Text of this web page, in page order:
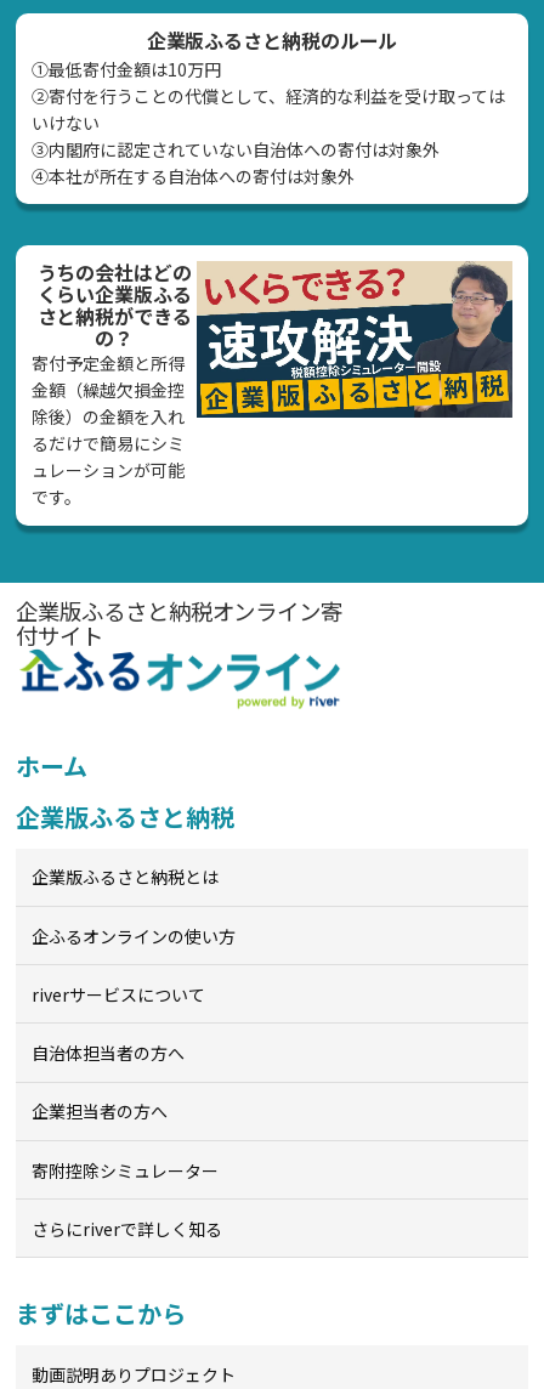
企業版ふるさと納税のルール
①最低寄付金額は10万円
②寄付を行うことの代償として、経済的な利益を受け取っては
いけない
➂内閣府に認定されていない自治体への寄付は対象外
④本社が所在する自治体への寄付は対象外
うちの会社はどの
くらい企業版ふる
さと納税ができる
の？
寄付予定金額と所得
金額（繰越欠損金控
除後）の金額を入れ
るだけで簡易にシミ
ュレーションが可能
です。
企業版ふるさと納税オンライン寄
付サイト
ホーム
企業版ふるさと納税
企業版ふるさと納税とは
企ふるオンラインの使い方
riverサービスについて
自治体担当者の方へ
企業担当者の方へ
寄附控除シミュレーター
さらにriverで詳しく知る
まずはここから
動画説明ありプロジェクト